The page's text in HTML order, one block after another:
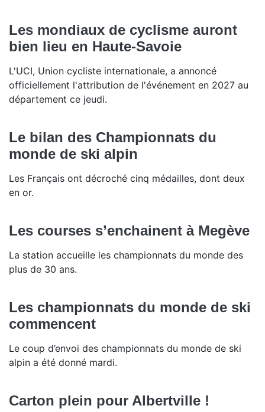
Les mondiaux de cyclisme auront
bien lieu en Haute-Savoie
L'UCI, Union cycliste internationale, a annoncé
officiellement l'attribution de l'événement en 2027 au
département ce jeudi.
Le bilan des Championnats du
monde de ski alpin
Les Français ont décroché cinq médailles, dont deux
en or.
Les courses s’enchainent à Megève
La station accueille les championnats du monde des
plus de 30 ans.
Les championnats du monde de ski
commencent
Le coup d’envoi des championnats du monde de ski
alpin a été donné mardi.
Carton plein pour Albertville !